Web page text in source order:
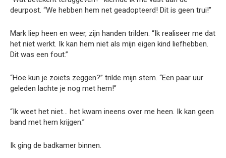
deurpost. “We hebben hem net geadopteerd! Dit is geen trui!”
Mark liep heen en weer, zijn handen trilden. “Ik realiseer me dat
het niet werkt. Ik kan hem niet als mijn eigen kind liefhebben.
Dit was een fout.”
“Hoe kun je zoiets zeggen?” trilde mijn stem. “Een paar uur
geleden lachte je nog met hem!”
“Ik weet het niet… het kwam ineens over me heen. Ik kan geen
band met hem krijgen.”
Ik ging de badkamer binnen.